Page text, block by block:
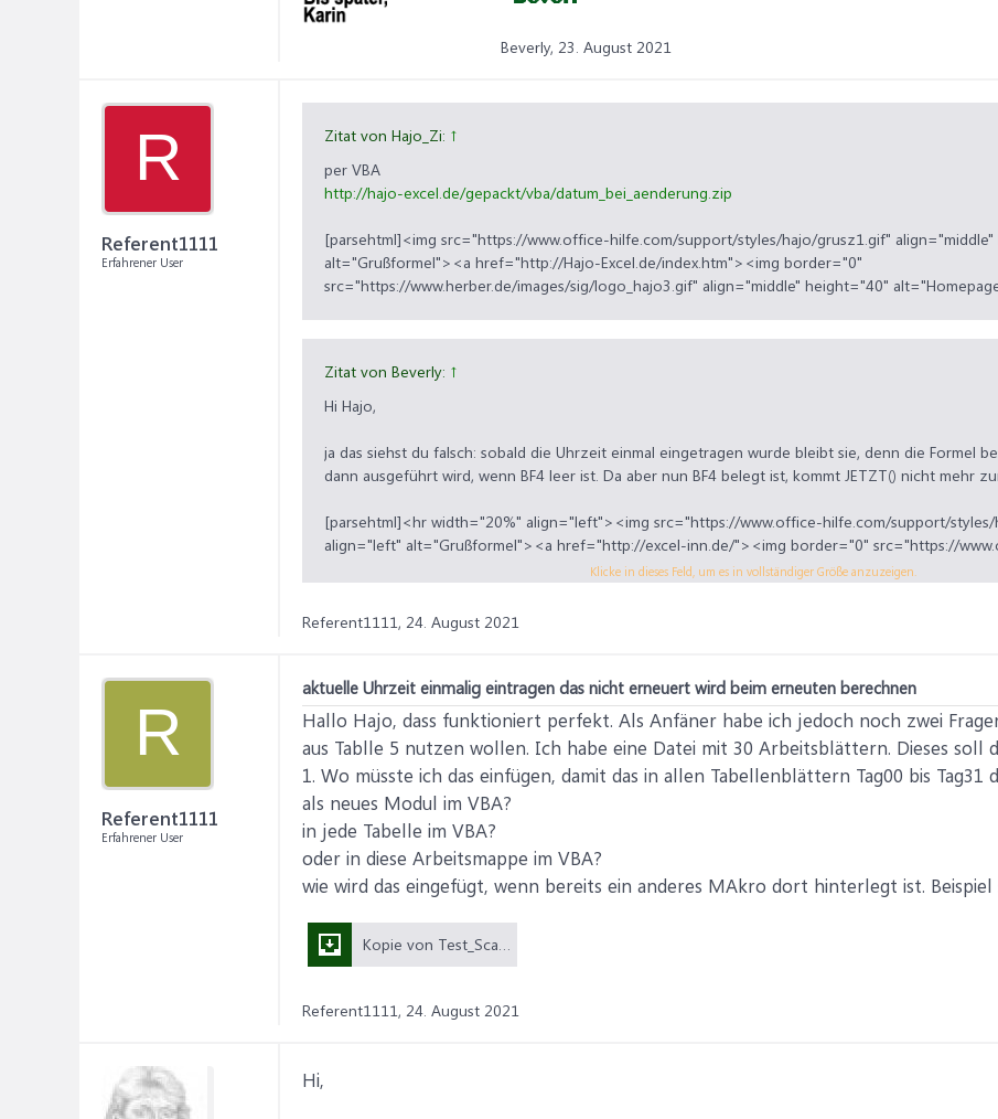
Beverly, 23. August 2021
R
Referent1111
Erfahrener User
Zitat von Hajo_Zi: ↑
per VBA
http://hajo-excel.de/gepackt/vba/datum_bei_aenderung.zip
[parsehtml]<img src="https://www.office-hilfe.com/support/styles/hajo/grusz1.gif"
alt="Grußformel"><a href="http://Hajo-Excel.de/index.htm"><img border="0"
src="https://www.herber.de/images/sig/logo_hajo3.gif" align="middle" height="40"
Zitat von Beverly: ↑
Hi Hajo,
ja das siehst du falsch: sobald die Uhrzeit einmal eingetragen wurde bleibt sie, denn die Formel
dann ausgeführt wird, wenn BF4 leer ist. Da aber nun BF4 belegt ist, kommt JETZT() nicht mehr
[parsehtml]<hr width="20%" align="left"><img src="https://www.office-hilfe.com/support/
align="left" alt="Grußformel"><a href="http://excel-inn.de/"><img border="0" src="https://
hilfe.com/support/styles/hajo/logo1.gif" height=35" align="middle" alt="Beverly's Excel - Inn"></
Klicke in dieses Feld, um es in vollständiger Größe anzuzeigen.
Referent1111, 24. August 2021
R
Referent1111
Erfahrener User
aktuelle Uhrzeit einmalig eintragen das nicht erneuert wird beim erneuten berechnen
Hallo Hajo, dass funktioniert perfekt. Als Anfäner habe ich jedoch noch zwei
aus Tablle 5 nutzen wollen. Ich habe eine Datei mit 30 Arbeitsblättern. Dieses
1. Wo müsste ich das einfügen, damit das in allen Tabellenblättern Tag00 bis
als neues Modul im VBA?
in jede Tabelle im VBA?
oder in diese Arbeitsmappe im VBA?
wie wird das eingefügt, wenn bereits ein anderes MAkro dort hinterlegt ist. Beispiel
Kopie von Test_Scanner_Erfassung_neu5_m_Uhrzeit .xlsm (697 KB)
Referent1111, 24. August 2021
Hi,